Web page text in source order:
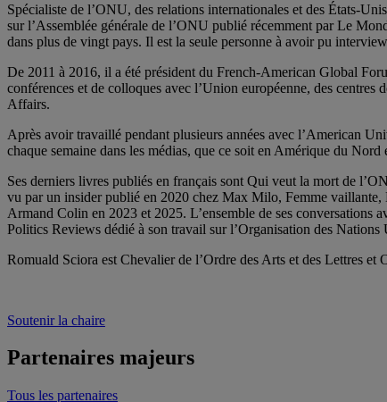
Spécialiste de l’ONU, des relations internationales et des États-
sur l’Assemblée générale de l’ONU publié récemment par Le
dans plus de vingt pays. Il est la seule personne à avoir pu
De 2011 à 2016, il a été président du French-American Global
conférences et de colloques avec l’Union européenne, des
Affairs.
Après avoir travaillé pendant plusieurs années avec l’American
chaque semaine dans les médias, que ce soit en Amérique du
Ses derniers livres publiés en français sont Qui veut la mort de
vu par un insider publié en 2020 chez Max Milo, Femme
Armand Colin en 2023 et 2025. L’ensemble de ses conversations
Politics Reviews dédié à son travail sur l’Organisation des Nations
Romuald Sciora est Chevalier de l’Ordre des Arts et des Lettres et
Soutenir la chaire
Partenaires majeurs
Tous les partenaires